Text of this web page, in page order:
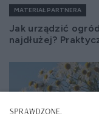
MATERIAŁ PARTNERA
Jak urządzić
najdłużej?